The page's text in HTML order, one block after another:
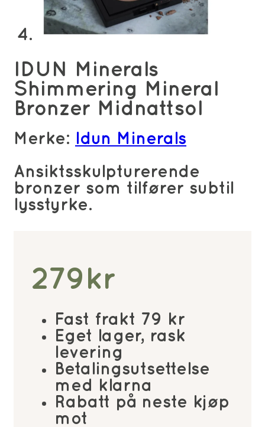
IDUN Minerals
Shimmering Mineral
Bronzer Midnattsol
Merke: Idun Minerals
Ansiktsskulpturerende
bronzer som tilfører subtil
lysstyrke.
279 kr
Fast frakt 79 kr
Eget lager, rask
levering
Betalingsutsettelse
med klarna
Rabatt på neste kjøp
mot